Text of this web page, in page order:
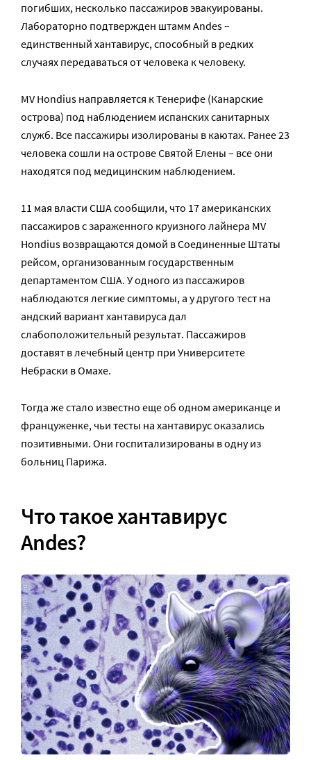
погибших, несколько пассажиров эвакуированы.
Лабораторно подтвержден штамм Andes –
единственный хантавирус, способный в редких
случаях передаваться от человека к человеку.
MV Hondius направляется к Тенерифе (Канарские
острова) под наблюдением испанских санитарных
служб. Все пассажиры изолированы в каютах. Ранее 23
человека сошли на острове Святой Елены – все они
находятся под медицинским наблюдением.
11 мая власти США сообщили, что 17 американских
пассажиров с зараженного круизного лайнера MV
Hondius возвращаются домой в Соединенные Штаты
рейсом, организованным государственным
департаментом США. У одного из пассажиров
наблюдаются легкие симптомы, а у другого тест на
андский вариант хантавируса дал
слабоположительный результат. Пассажиров
доставят в лечебный центр при Университете
Небраски в Омахе.
Тогда же стало известно еще об одном американце и
француженке, чьи тесты на хантавирус оказались
позитивными. Они госпитализированы в одну из
больниц Парижа.
Что такое хантавирус
Andes?